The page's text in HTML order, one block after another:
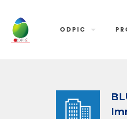
ODPIC